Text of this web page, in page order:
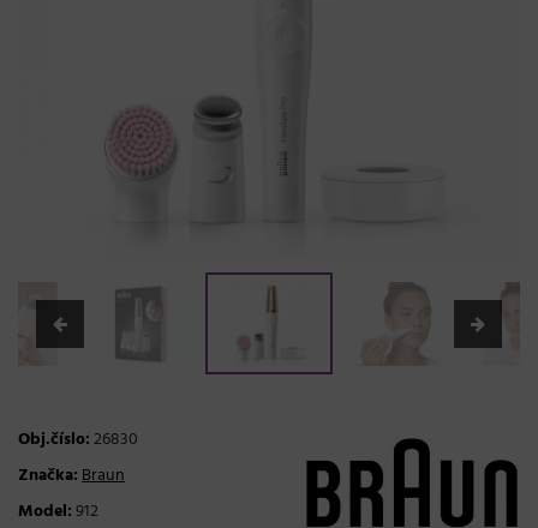
Obj.číslo:26830
Značka:Braun
Model:912